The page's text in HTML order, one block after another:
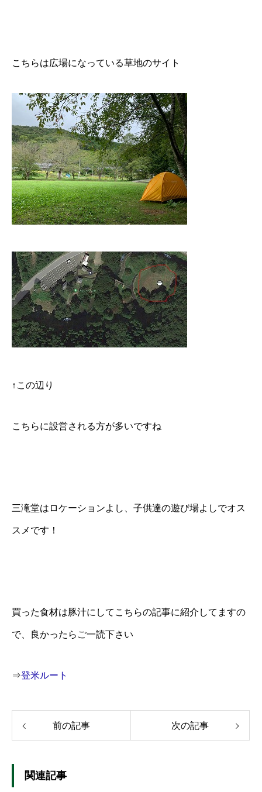
こちらは広場になっている草地のサイト
↑この辺り
こちらに設営される方が多いですね
三滝堂はロケーションよし、子供達の遊び場よしでオス
スメです！
買った食材は豚汁にしてこちらの記事に紹介してますの
で、良かったらご一読下さい
⇒登米ルート
前の記事 次の記事
関連記事